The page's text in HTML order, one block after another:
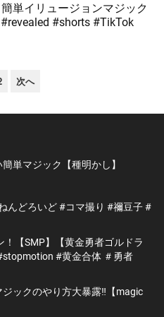
単イリュージョンマジック
#shorts #TikTok
次へ
単マジック【種明かし】
んどろいど #コマ撮り #禰豆子 #
！【SMP】【黄金勇者ゴルドラ
#黄金合体 ＃勇者
ジックのやり方大暴露‼️【magic